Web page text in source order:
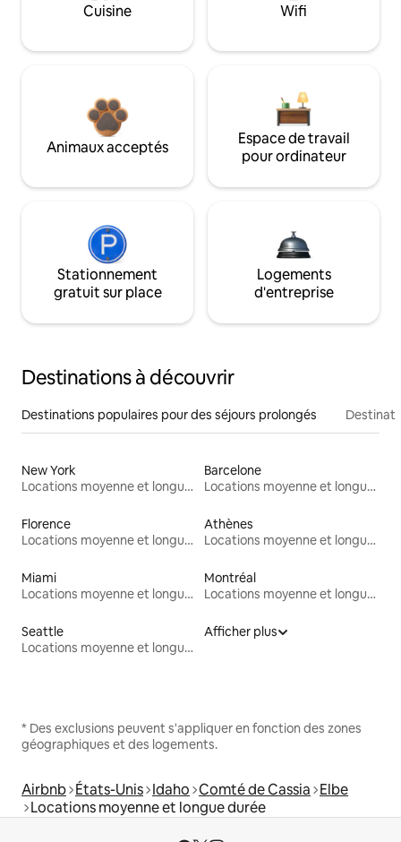
Cuisine Wifi
Animaux acceptés
Espace de travail
pour ordinateur
Stationnement
gratuit sur place
Logements
d'entreprise
Destinations à découvrir
Destinations populaires pour des séjours prolongés
New York
Locations moyenne et longue durée
Barcelone
Locations moyenne et longue durée
Florence
Locations moyenne et longue durée
Athènes
Locations moyenne et longue durée
Miami
Locations moyenne et longue durée
Montréal
Locations moyenne et longue durée
Seattle
Locations moyenne et longue durée
Afficher plus
* Des exclusions peuvent s'appliquer en fonction des zones
géographiques et des logements.
Airbnb États-Unis Idaho Comté de Cassia Elbe
Locations moyenne et longue durée